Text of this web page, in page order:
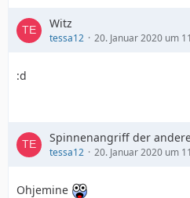
Witz
tessa12 20. Januar 2020 um
:d
Spinnenangriff der
tessa12 20. Januar 2020 um
Ohjemine